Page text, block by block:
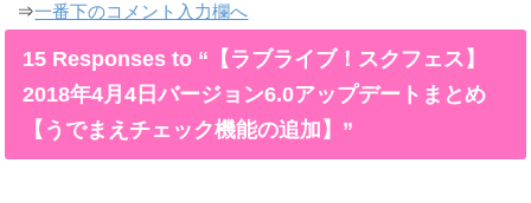
⇒一番下のコメント入力欄へ
15 Responses to “【ラブライブ！スクフェス】
2018年4月4日バージョン6.0アップデートまとめ
【うでまえチェック機能の追加】”